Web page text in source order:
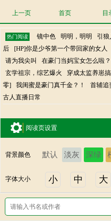
上一页 首页 目
热门阅读 镜中色 明明，明明 引狼
后
[HP]你是少爷第一个带回家的女人
请为我尖叫
在豪门当妈宝女怎么啦？
玄学祖宗，综艺爆火
穿成太监养崽
零]
我闺蜜是豪门真千金？！ 首辅追
古人直播日常
阅读页设置
背景颜色 默认 淡灰 深绿
字体大小 小 中 大